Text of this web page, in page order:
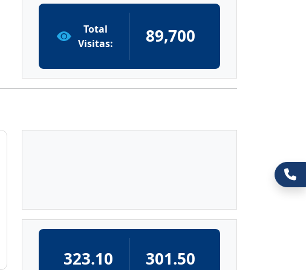
Total
Visitas:
89,700
323.10 301.50